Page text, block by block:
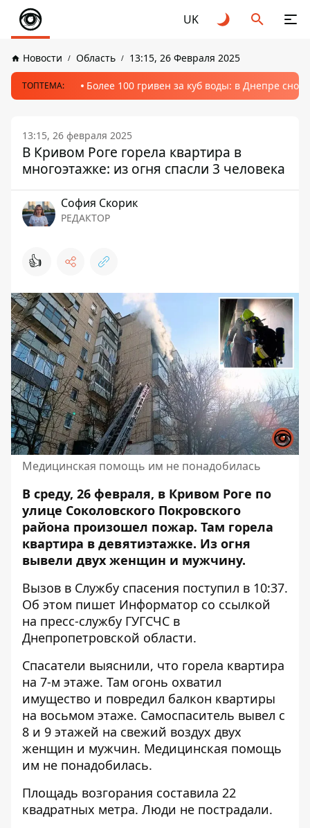
UK
Новости Область 13:15, 26 Февраля 2025
ТОПТЕМА: Более 100 гривен за куб воды: в Днепре
13:15, 26 февраля 2025
В Кривом Роге горела квартира в
многоэтажке: из огня спасли 3 человека
София Скорик
РЕДАКТОР
👍
Медицинская помощь им не понадобилась
В среду, 26 февраля, в Кривом Роге по
улице Соколовского Покровского
района произошел пожар. Там горела
квартира в девятиэтажке. Из огня
вывели двух женщин и мужчину.
Вызов в Службу спасения поступил в 10:37.
Об этом пишет Информатор со ссылкой
на пресс-службу ГУГСЧС в
Днепропетровской области.
Спасатели выяснили, что горела квартира
на 7-м этаже. Там огонь охватил
имущество и повредил балкон квартиры
на восьмом этаже. Самоспаситель вывел с
8 и 9 этажей на свежий воздух двух
женщин и мужчин. Медицинская помощь
им не понадобилась.
Площадь возгорания составила 22
квадратных метра. Люди не пострадали.